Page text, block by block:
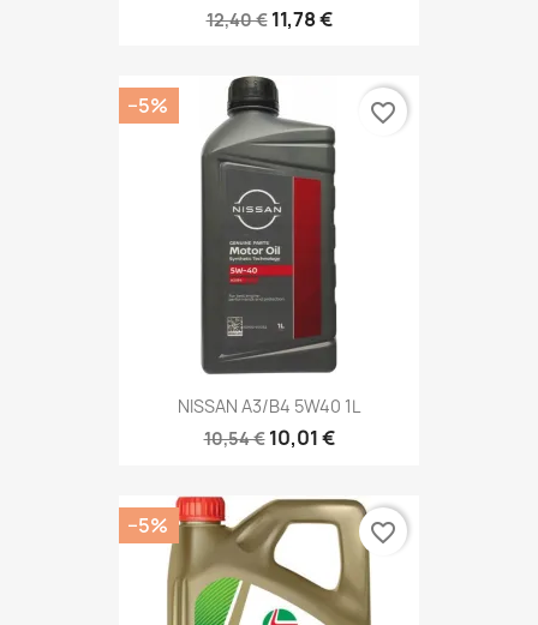
12,40 € 11,78 €
NISSAN A3/B4 5W40 1L
10,54 € 10,01 €
−5% favorite_border
−5% favorite_border